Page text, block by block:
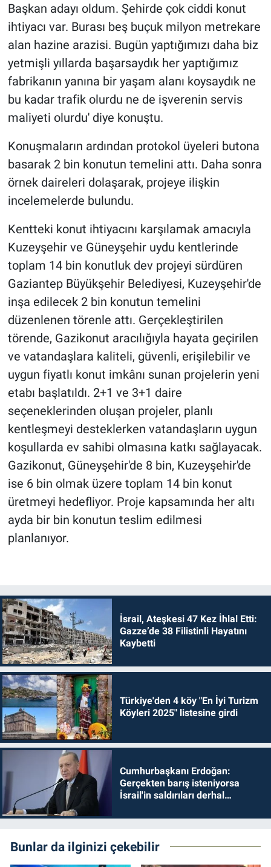
Başkan adayı oldum. Şehirde çok ciddi konut
ihtiyacı var. Burası beş buçuk milyon metrekare
alan hazine arazisi. Bugün yaptığımızı daha biz
yetmişli yıllarda başarsaydık her yaptığımız
fabrikanın yanına bir yaşam alanı koysaydık ne
bu kadar trafik olurdu ne de işverenin servis
maliyeti olurdu' diye konuştu.
Konuşmaların ardından protokol üyeleri butona
basarak 2 bin konutun temelini attı. Daha sonra
örnek daireleri dolaşarak, projeye ilişkin
incelemelerde bulundu.
Kentteki konut ihtiyacını karşılamak amacıyla
Kuzeyşehir ve Güneyşehir uydu kentlerinde
toplam 14 bin konutluk dev projeyi sürdüren
Gaziantep Büyükşehir Belediyesi, Kuzeyşehir'de
inşa edilecek 2 bin konutun temelini
düzenlenen törenle attı. Gerçekleştirilen
törende, Gazikonut aracılığıyla hayata geçirilen
ve vatandaşlara kaliteli, güvenli, erişilebilir ve
uygun fiyatlı konut imkânı sunan projelerin yeni
etabı başlatıldı. 2+1 ve 3+1 daire
seçeneklerinden oluşan projeler, planlı
kentleşmeyi desteklerken vatandaşların uygun
koşullarda ev sahibi olmasına katkı sağlayacak.
Gazikonut, Güneyşehir'de 8 bin, Kuzeyşehir'de
ise 6 bin olmak üzere toplam 14 bin konut
üretmeyi hedefliyor. Proje kapsamında her altı
ayda bir bin konutun teslim edilmesi
planlanıyor.
İsrail, Ateşkesi 47 Kez İhlal Etti:
Gazze’de 38 Filistinli Hayatını
Kaybetti
Türkiye'den 4 köy "En İyi Turizm
Köyleri 2025" listesine girdi
Cumhurbaşkanı Erdoğan:
Gerçekten barış isteniyorsa
İsrail'in saldırıları derhal
Bunlar da ilginizi çekebilir